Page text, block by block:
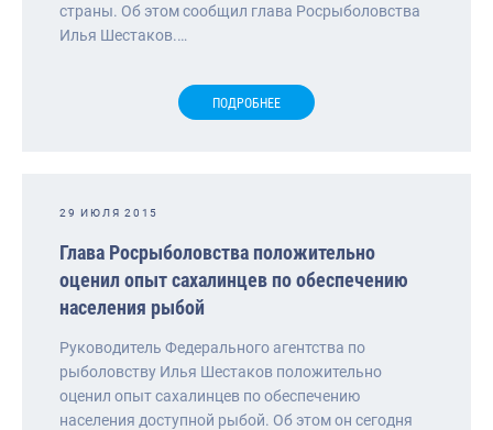
страны. Об этом сообщил глава Росрыболовства
Илья Шестаков.…
ПОДРОБНЕЕ
29 ИЮЛЯ 2015
Глава Росрыболовства положительно
оценил опыт сахалинцев по обеспечению
населения рыбой
Руководитель Федерального агентства по
рыболовству Илья Шестаков положительно
оценил опыт сахалинцев по обеспечению
населения доступной рыбой. Об этом он сегодня